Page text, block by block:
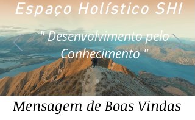
Espaço Holístico SHI
" Desenvolvimento pelo
Conhecimento "
Mensagem de Boas Vindas